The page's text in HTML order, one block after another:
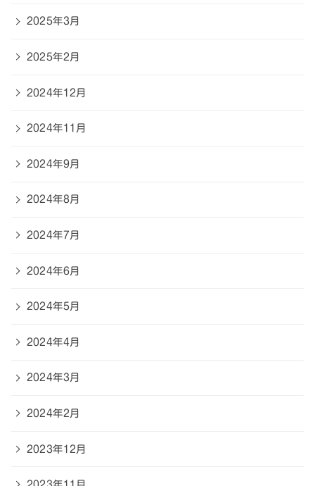
2025年3月
2025年2月
2024年12月
2024年11月
2024年9月
2024年8月
2024年7月
2024年6月
2024年5月
2024年4月
2024年3月
2024年2月
2023年12月